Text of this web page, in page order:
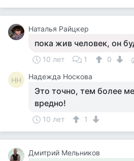
Наталья Райцкер
пока жив человек, он
10 лет 1 0
НН Надежда Носкова
Это точно, тем более
вредно!
10 лет 1
Дмитрий Мельников